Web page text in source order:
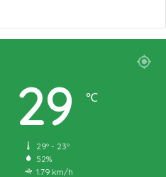
29 ℃
29º - 23º
52%
1.79 km/h